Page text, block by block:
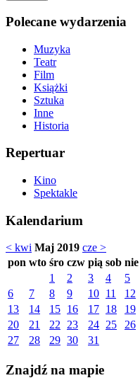
Polecane wydarzenia
Muzyka
Teatr
Film
Książki
Sztuka
Inne
Historia
Repertuar
Kino
Spektakle
Kalendarium
< kwi Maj 2019 cze >
pon wto śro czw pią sob nie
1
2 3 4
5
6
7 8 9 10 11
12
13
14 15 16 17 18
19
20
21 22 23 24 25
26
27
28 29 30 31
Znajdź na mapie